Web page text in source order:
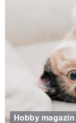
Hobby magazín